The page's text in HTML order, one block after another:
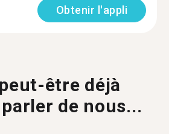
Obtenir l'appli
être déjà
de nous...